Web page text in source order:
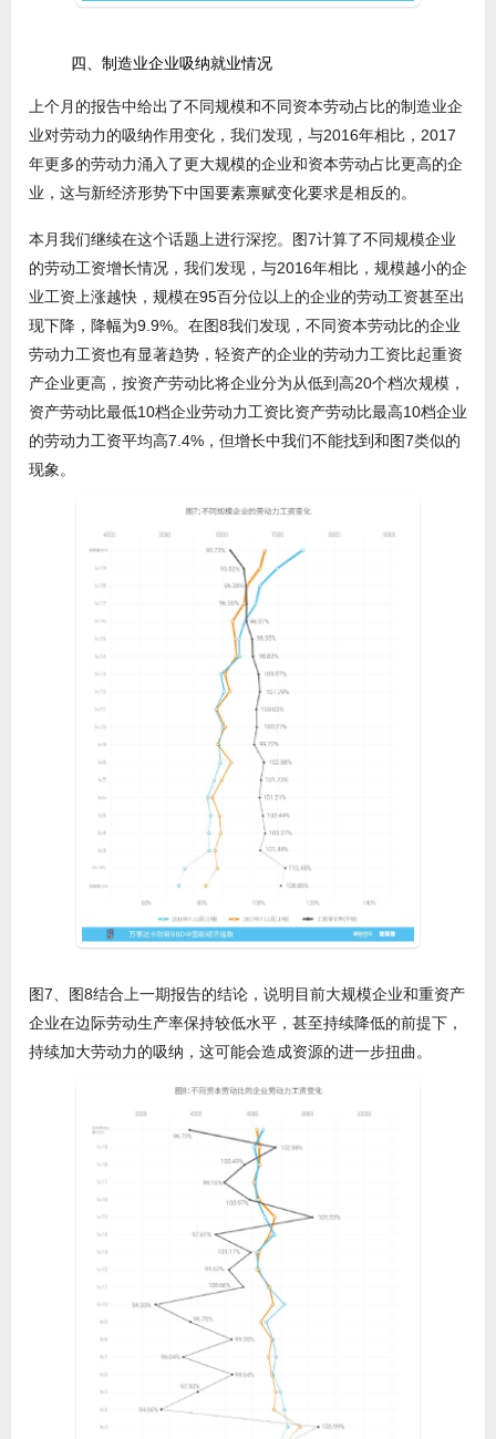
四、制造业企业吸纳就业情况
上个月的报告中给出了不同规模和不同资本劳动占比的制造业企
业对劳动力的吸纳作用变化，我们发现，与2016年相比，2017
年更多的劳动力涌入了更大规模的企业和资本劳动占比更高的企
业，这与新经济形势下中国要素禀赋变化要求是相反的。
本月我们继续在这个话题上进行深挖。图7计算了不同规模企业
的劳动工资增长情况，我们发现，与2016年相比，规模越小的企
业工资上涨越快，规模在95百分位以上的企业的劳动工资甚至出
现下降，降幅为9.9%。在图8我们发现，不同资本劳动比的企业
劳动力工资也有显著趋势，轻资产的企业的劳动力工资比起重资
产企业更高，按资产劳动比将企业分为从低到高20个档次规模，
资产劳动比最低10档企业劳动力工资比资产劳动比最高10档企业
的劳动力工资平均高7.4%，但增长中我们不能找到和图7类似的
现象。
图7、图8结合上一期报告的结论，说明目前大规模企业和重资产
企业在边际劳动生产率保持较低水平，甚至持续降低的前提下，
持续加大劳动力的吸纳，这可能会造成资源的进一步扭曲。